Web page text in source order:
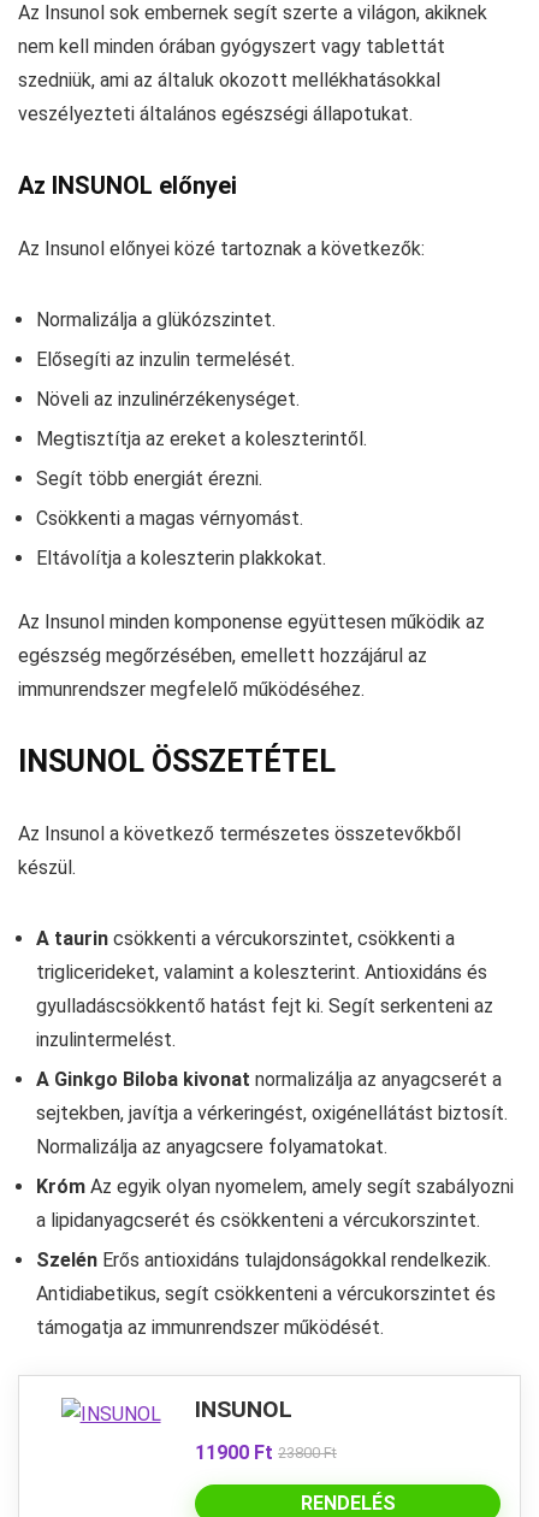
Az Insunol sok embernek segít szerte a világon, akiknek
nem kell minden órában gyógyszert vagy tablettát
szedniük, ami az általuk okozott mellékhatásokkal
veszélyezteti általános egészségi állapotukat.
Az INSUNOL előnyei
Az Insunol előnyei közé tartoznak a következők:
Normalizálja a glükózszintet.
Elősegíti az inzulin termelését.
Növeli az inzulinérzékenységet.
Megtisztítja az ereket a koleszterintől.
Segít több energiát érezni.
Csökkenti a magas vérnyomást.
Eltávolítja a koleszterin plakkokat.
Az Insunol minden komponense együttesen működik az
egészség megőrzésében, emellett hozzájárul az
immunrendszer megfelelő működéséhez.
INSUNOL ÖSSZETÉTEL
Az Insunol a következő természetes összetevőkből
készül.
A taurin csökkenti a vércukorszintet, csökkenti a
triglicerideket, valamint a koleszterint. Antioxidáns és
gyulladáscsökkentő hatást fejt ki. Segít serkenteni az
inzulintermelést.
A Ginkgo Biloba kivonat normalizálja az anyagcserét a
sejtekben, javítja a vérkeringést, oxigénellátást biztosít.
Normalizálja az anyagcsere folyamatokat.
Króm Az egyik olyan nyomelem, amely segít szabályozni
a lipidanyagcserét és csökkenteni a vércukorszintet.
Szelén Erős antioxidáns tulajdonságokkal rendelkezik.
Antidiabetikus, segít csökkenteni a vércukorszintet és
támogatja az immunrendszer működését.
INSUNOL
11900 Ft 23800 Ft
RENDELÉS